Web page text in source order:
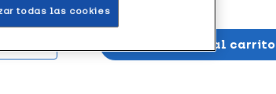
Añadir al carrito
todas las cookies